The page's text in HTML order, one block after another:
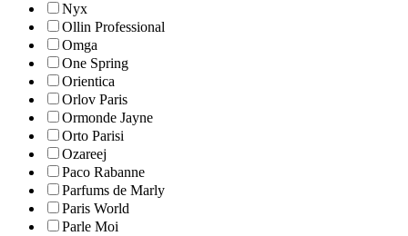
Nyx
Ollin Professional
Omga
One Spring
Orientica
Orlov Paris
Ormonde Jayne
Orto Parisi
Ozareej
Paco Rabanne
Parfums de Marly
Paris World
Parle Moi